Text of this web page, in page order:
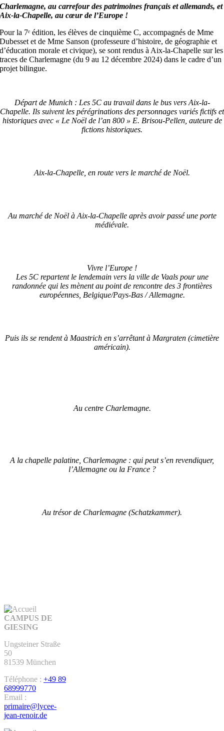
Charlemagne, au carrefour des patrimoines français et allemands, et
Aix-la-Chapelle, au cœur de l’Europe !
Pour la 7ᵉ édition, les élèves de cinquième C, accompagnés de Mme
Dubesset et de Mme Sanson (professeure d’histoire, de géographie et
d’éducation morale et civique), se sont rendus à Aix-la-Chapelle sur les
traces de Charlemagne (du 9 au 12 décembre 2024) dans le cadre d’un
projet bilingue.
Départ de Munich : Les 5C au travail dans le bus vers Aix-la-
Chapelle. Ils suivent les pérégrinations des personnages variés fictifs et
historiques avec « Le Noël de l’an 800 » E. Brisou-Pellen, auteure de
fictions historiques.
Aix-la-Chapelle, en route vers le marché de Noël.
Au marché de Noël à Aix-la-Chapelle après avoir passé une porte
médiévale.
Vivre l’Europe !
Les 5C repartent le lendemain vers la ville de Vaals pour une
randonnée qui les mènent au point de rencontre des 3 frontières
européennes, Belgique/Pays-Bas / Allemagne.
Puis ils se rendent à Maastrich en s’arrêtant à Margraten (cimetière
américain).
Au centre Charlemagne.
A la chapelle palatine, Charlemagne : qui peut s’en revendiquer,
l’Allemagne ou la France ?
Au trésor de Charlemagne (Schatzkammer).
CAMPUS DE
GIESING
Ungsteiner Straße
50
81539 München
Téléphone : +49 89
68999770
Email :
primaire@lycee-
jean-renoir.de